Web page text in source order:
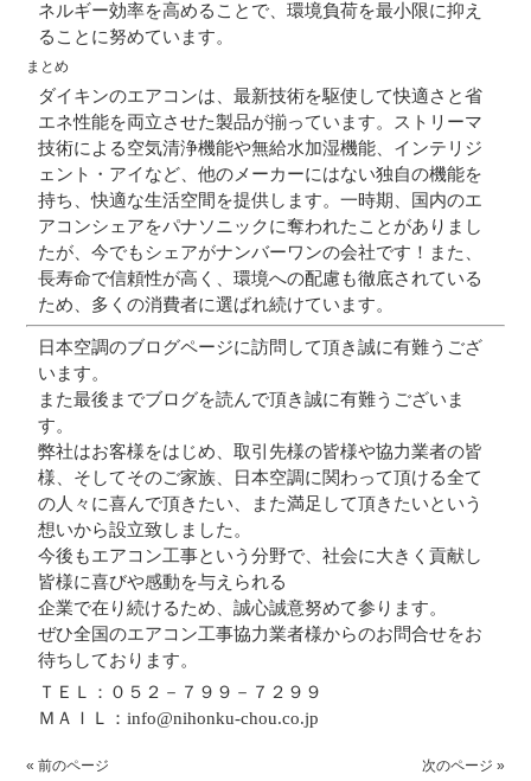
ネルギー効率を高めることで、環境負荷を最小限に抑え
ることに努めています。
まとめ
ダイキンのエアコンは、最新技術を駆使して快適さと省
エネ性能を両立させた製品が揃っています。ストリーマ
技術による空気清浄機能や無給水加湿機能、インテリジ
ェント・アイなど、他のメーカーにはない独自の機能を
持ち、快適な生活空間を提供します。一時期、国内のエ
アコンシェアをパナソニックに奪われたことがありまし
たが、今でもシェアがナンバーワンの会社です！また、
長寿命で信頼性が高く、環境への配慮も徹底されている
ため、多くの消費者に選ばれ続けています。
日本空調のブログページに訪問して頂き誠に有難うござ
います。
また最後までブログを読んで頂き誠に有難うございま
す。
弊社はお客様をはじめ、取引先様の皆様や協力業者の皆
様、そしてそのご家族、日本空調に関わって頂ける全て
の人々に喜んで頂きたい、また満足して頂きたいという
想いから設立致しました。
今後もエアコン工事という分野で、社会に大きく貢献し
皆様に喜びや感動を与えられる
企業で在り続けるため、誠心誠意努めて参ります。
ぜひ全国のエアコン工事協力業者様からのお問合せをお
待ちしております。
ＴＥＬ：０５２－７９９－７２９９
ＭＡＩＬ：info@nihonku-chou.co.jp
« 前のページ 次のページ »